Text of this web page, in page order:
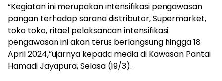
“Kegiatan ini merupakan intensifikasi pengawasan
pangan terhadap sarana distributor, Supermarket,
toko toko, ritael pelaksanaan intensifikasi
pengawasan ini akan terus berlangsung hingga 18
April 2024,”ujarnya kepada media di Kawasan Pantai
Hamadi Jayapura, Selasa (19/3).